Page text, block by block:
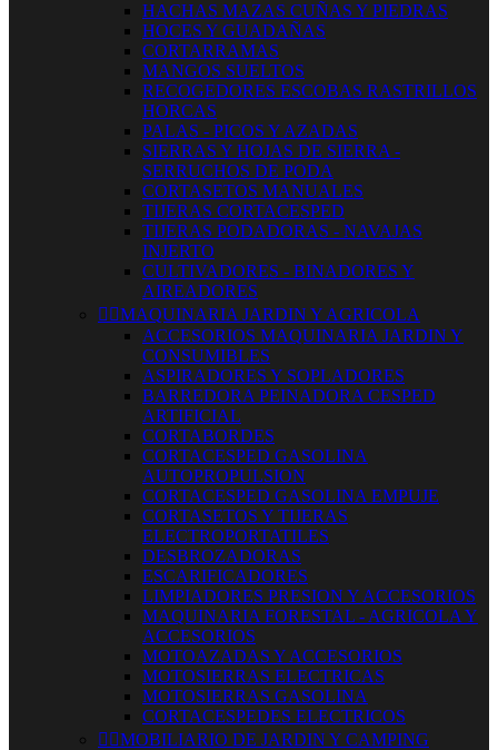
HACHAS MAZAS CUÑAS Y PIEDRAS
HOCES Y GUADAÑAS
CORTARRAMAS
MANGOS SUELTOS
RECOGEDORES ESCOBAS RASTRILLOS
HORCAS
PALAS - PICOS Y AZADAS
SIERRAS Y HOJAS DE SIERRA -
SERRUCHOS DE PODA
CORTASETOS MANUALES
TIJERAS CORTACESPED
TIJERAS PODADORAS - NAVAJAS
INJERTO
CULTIVADORES - BINADORES Y
AIREADORES
 MAQUINARIA JARDIN Y AGRICOLA
ACCESORIOS MAQUINARIA JARDIN Y
CONSUMIBLES
ASPIRADORES Y SOPLADORES
BARREDORA PEINADORA CESPED
ARTIFICIAL
CORTABORDES
CORTACESPED GASOLINA
AUTOPROPULSION
CORTACESPED GASOLINA EMPUJE
CORTASETOS Y TIJERAS
ELECTROPORTATILES
DESBROZADORAS
ESCARIFICADORES
LIMPIADORES PRESION Y ACCESORIOS
MAQUINARIA FORESTAL - AGRICOLA Y
ACCESORIOS
MOTOAZADAS Y ACCESORIOS
MOTOSIERRAS ELECTRICAS
MOTOSIERRAS GASOLINA
CORTACESPEDES ELECTRICOS
 MOBILIARIO DE JARDIN Y CAMPING